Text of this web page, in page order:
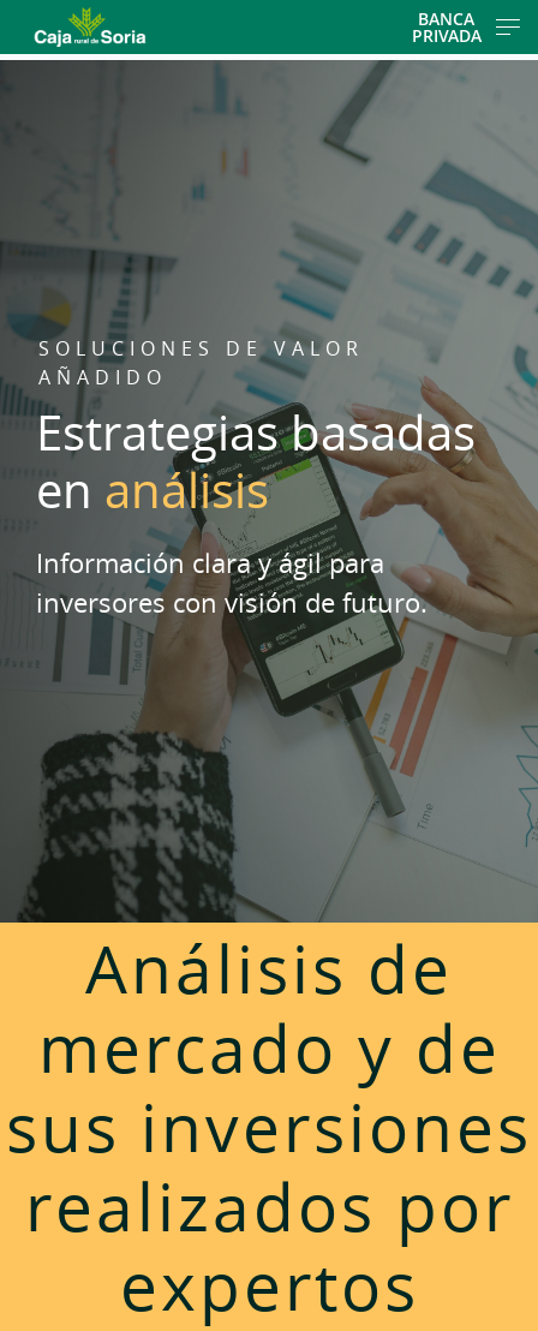
BANCA
PRIVADA
SOLUCIONES DE VALOR
AÑADIDO
Estrategias basadas
en análisis
Información clara y ágil para
inversores con visión de futuro.
Análisis de
mercado y de
sus inversiones
realizados por
expertos